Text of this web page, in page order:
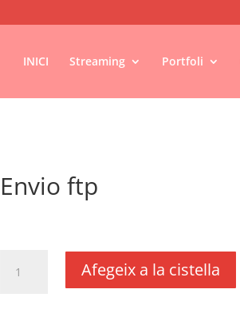
INICI Streaming Portfoli
Envio ftp
Afegeix a la cistella